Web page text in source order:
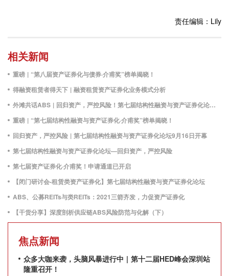
责任编辑：Lily
相关新闻
重磅 | “第八届资产证券化与债券·介甫奖”榜单揭晓！
得融资租赁者得天下 | 融资租赁资产证券化业务模式分析
外滩共话ABS | 回归资产，严控风险！第七届结构性融资与资产证券化论坛圆满落幕！
重磅 | “第七届结构性融资与资产证券化·介甫奖”榜单揭晓！
回归资产，严控风险 | 第七届结构性融资与资产证券化论坛9月16日开幕
第七届结构性融资与资产证券化论坛—回归资产，严控风险
第七届资产证券化·介甫奖！申请通道已开启
【闭门研讨会-租赁类资产证券化】第七届结构性融资与资产证券化论坛
ABS、公募REITs与类REITs：2021三箭齐发，力促资产证券化
【干货分享】深度剖析供应链ABS风险防范与化解（下）
焦点新闻
众多大咖来袭，头脑风暴进行中 | 第十二届HED峰会深圳站
隆重召开！